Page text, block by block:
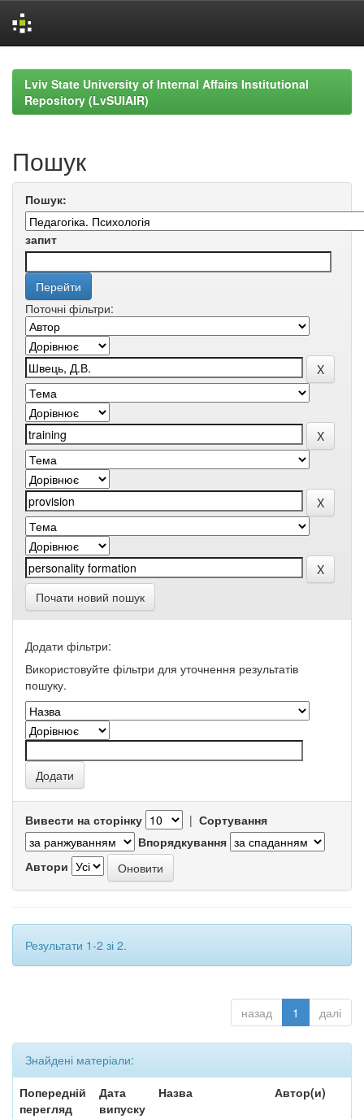
navigationLviv State University of Internal Affairs Institutional
Repository (LvSUIAIR)
Пошук
Пошук:
запит
Поточні фільтри:
Почати новий пошук
Додати фільтри:
Використовуйте фільтри для уточнення результатів
пошуку.
Вивести на сторінку | Сортування
Впорядкування
Автори
Результати 1-2 зі 2.
назад 1 далі
Знайдені матеріали:
Попередній
перегляд
Дата
випуску
Назва Автор(и)